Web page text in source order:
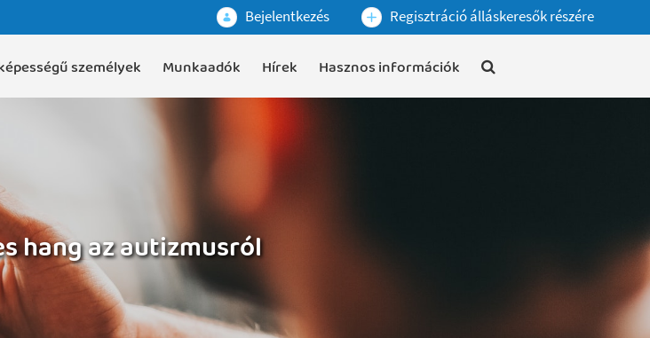
Bejelentkezés Regisztráció álláskeresők részére
személyek Munkaadók Hírek Hasznos információk
hang az autizmusról